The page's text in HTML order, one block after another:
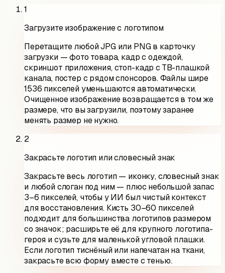
1
Загрузите изображение с логотипом
Перетащите любой JPG или PNG в карточку
загрузки — фото товара, кадр с одеждой,
скриншот приложения, стоп-кадр с ТВ-плашкой
канала, постер с рядом спонсоров. Файлы шире
1536 пикселей уменьшаются автоматически.
Очищенное изображение возвращается в том же
размере, что вы загрузили, поэтому заранее
менять размер не нужно.
2
Закрасьте логотип или словесный знак
Закрасьте весь логотип — иконку, словесный знак
и любой слоган под ним — плюс небольшой запас
3–6 пикселей, чтобы у ИИ был чистый контекст
для восстановления. Кисть 30–60 пикселей
подходит для большинства логотипов размером
со значок; расширьте её для крупного логотипа-
героя и сузьте для маленькой угловой плашки.
Если логотип тиснёный или напечатан на ткани,
закрасьте всю форму вместе с тенью.